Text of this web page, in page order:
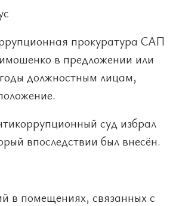
прокуратура САП
в предложении или
должностным лицам,
суд избрал
впоследствии был внесён.
в помещениях, связанных с